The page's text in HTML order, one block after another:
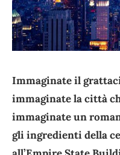
Immaginate il
immaginate la città
immaginate un
gli ingredienti della